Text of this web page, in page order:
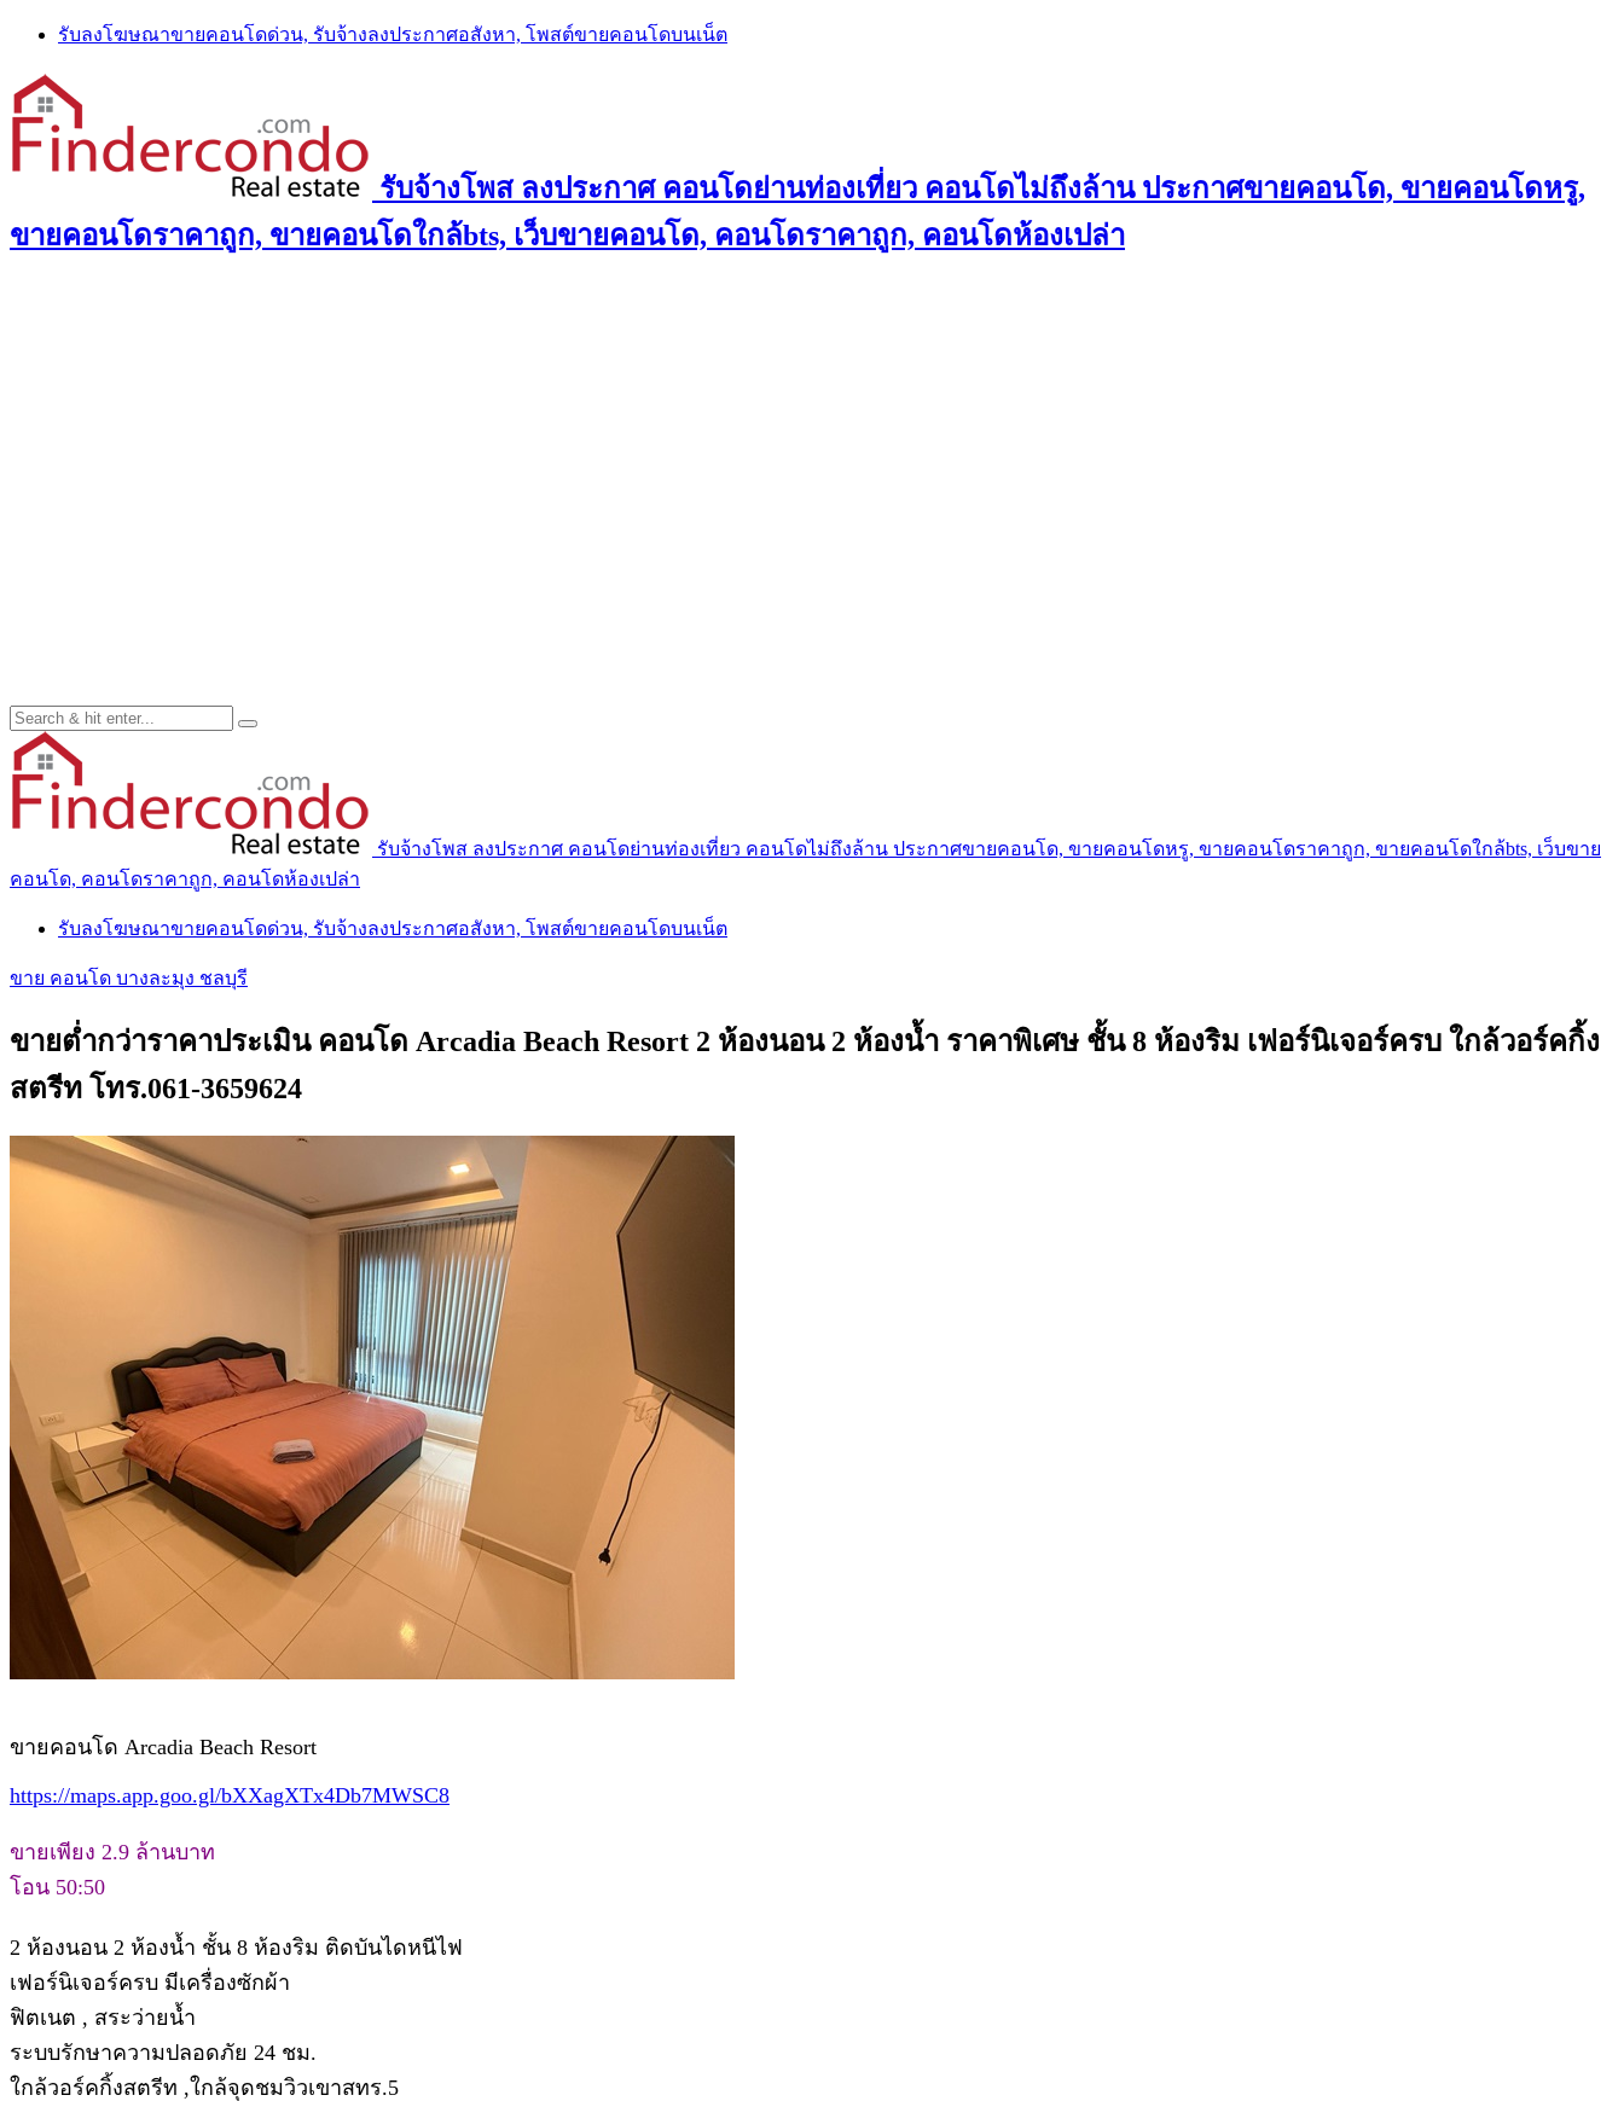
Skip
content
รับลงโฆษณาขายคอนโดด่วน, รับจ้างลงประกาศอสังหา, โพสต์ขายคอนโดบนเน็ต
รับจ้างโพส ลงประกาศ คอนโดย่านท่องเที่ยว คอนโดไม่ถึงล้าน ประกาศขายคอนโด, ขายคอนโดหรู,
ขายคอนโดราคาถูก, ขายคอนโดใกล้bts, เว็บขายคอนโด, คอนโดราคาถูก, คอนโดห้องเปล่า
รับจ้างโพส ลงประกาศ คอนโดย่านท่องเที่ยว คอนโดไม่ถึงล้าน ประกาศขายคอนโด, ขายคอนโดหรู, ขายคอนโดราคาถูก, ขายคอนโดใกล้bts, เว็บขาย
คอนโด, คอนโดราคาถูก, คอนโดห้องเปล่า
รับลงโฆษณาขายคอนโดด่วน, รับจ้างลงประกาศอสังหา, โพสต์ขายคอนโดบนเน็ต
ขาย คอนโด บางละมุง ชลบุรี
ขายต่ำกว่าราคาประเมิน คอนโด Arcadia Beach Resort 2 ห้องนอน 2 ห้องน้ำ ราคาพิเศษ ชั้น 8 ห้องริม เฟอร์นิเจอร์ครบ ใกล้วอร์คกิ้ง
สตรีท โทร.061-3659624
ขายคอนโด Arcadia Beach Resort
https://maps.app.goo.gl/bXXagXTx4Db7MWSC8
ขายเพียง 2.9 ล้านบาท
โอน 50:50
2 ห้องนอน 2 ห้องน้ำ ชั้น 8 ห้องริม ติดบันไดหนีไฟ
เฟอร์นิเจอร์ครบ มีเครื่องซักผ้า
ฟิตเนต , สระว่ายน้ำ
ระบบรักษาความปลอดภัย 24 ชม.
ใกล้วอร์คกิ้งสตรีท ,ใกล้จุดชมวิวเขาสทร.5